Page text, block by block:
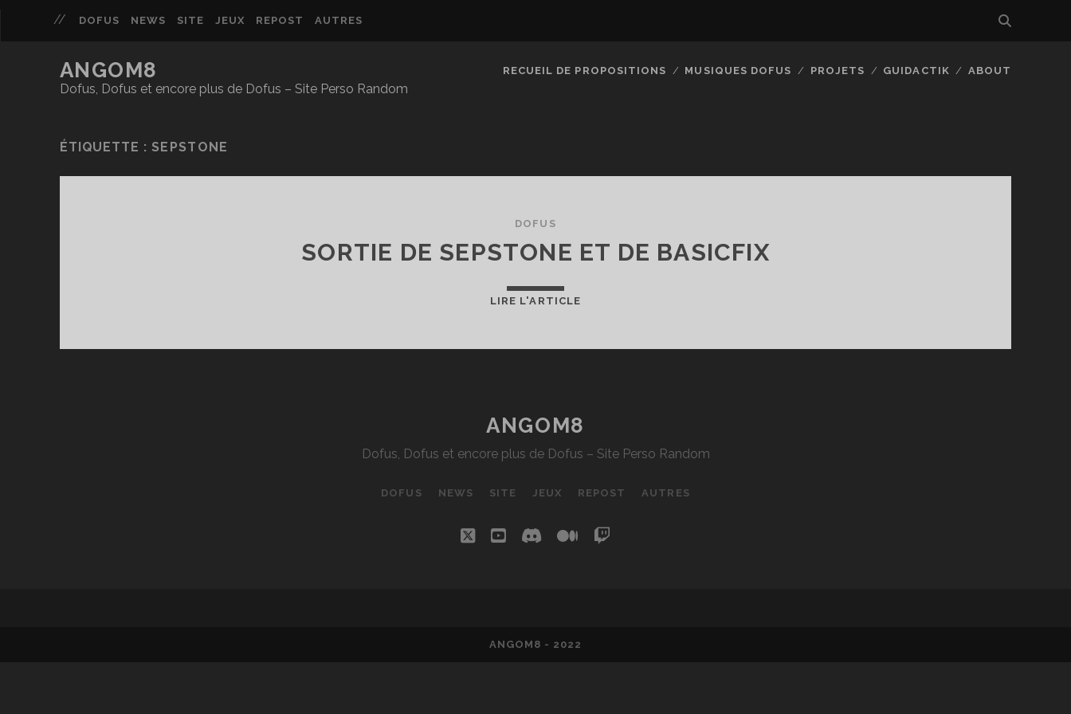
DOFUS NEWS SITE JEUX REPOST AUTRES
ANGOM8
Dofus, Dofus et encore plus de Dofus – Site Perso Random
RECUEIL DE PROPOSITIONS MUSIQUES DOFUS PROJETS GUIDACTIK ABOUT
ÉTIQUETTE :SEPSTONE
DOFUS
SORTIE DE SEPSTONE ET DE BASICFIX
LIRE L'ARTICLESORTIE
ANGOM8
Dofus, Dofus et encore plus de Dofus – Site Perso Random
DOFUS NEWS SITE JEUX REPOST AUTRES
twitteryoutubediscordmedium
ANGOM8 - 2022